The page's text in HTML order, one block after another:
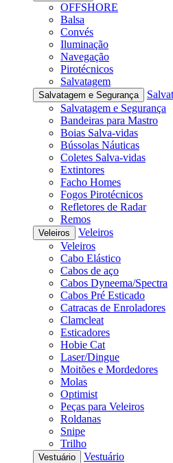
OFFSHORE
Balsa
Convés
Iluminação
Navegação
Pirotécnicos
Salvatagem
Salvatagem e Segurança
Salvatagem e Segurança
Bandeiras para Mastro
Boias Salva-vidas
Bússolas Náuticas
Coletes Salva-vidas
Extintores
Facho Homes
Fogos Pirotécnicos
Refletores de Radar
Remos
Veleiros
Veleiros
Veleiros
Cabo Elástico
Cabos de aço
Cabos Dyneema/Spectra
Cabos Pré Esticado
Catracas de Enroladores
Clamcleat
Esticadores
Hobie Cat
Laser/Dingue
Moitões e Mordedores
Molas
Optimist
Peças para Veleiros
Roldanas
Snipe
Trilho
Vestuário
Vestuário